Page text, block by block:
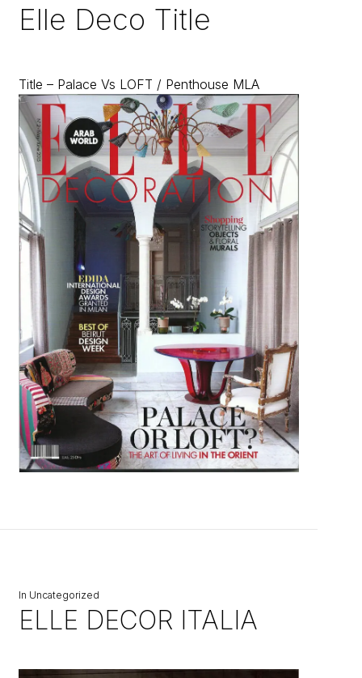
Elle Deco Title
Title – Palace Vs LOFT / Penthouse MLA
In Uncategorized
ELLE DECOR ITALIA